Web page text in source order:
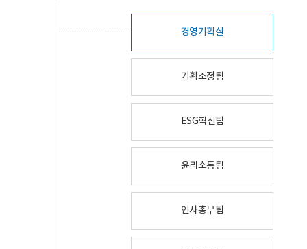
경영기획실
기획조정팀
ESG혁신팀
윤리소통팀
인사총무팀